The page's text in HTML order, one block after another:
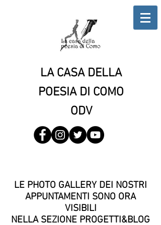
LA CASA DELLA
POESIA DI COMO
ODV
LE PHOTO GALLERY DEI NOSTRI
APPUNTAMENTI SONO ORA
VISIBILI
NELLA SEZIONE PROGETTI&BLOG